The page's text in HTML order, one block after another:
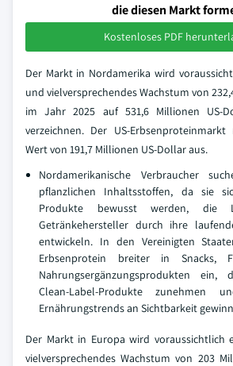
die diesen Markt
Kostenloses PDF
Der Markt in Nordamerika wird
und vielversprechendes Wachstum von
im Jahr 2025 auf 531,6 Millionen US-
verzeichnen. Der US-
Wert von 191,7 Millionen US-Dollar aus.
Nordamerikanische Verbraucher
pflanzlichen Inhaltsstoffen, da sie
Produkte bewusst werden, die
Getränkehersteller durch ihre
entwickeln. In den Vereinigten
Erbsenprotein breiter in Snacks,
Nahrungsergänzungsprodukten ein,
Clean-Label-Produkte zunehmen
Ernährungstrends an Sichtbarkeit
Der Markt in Europa wird voraussichtlich
vielversprechendes Wachstum von 203